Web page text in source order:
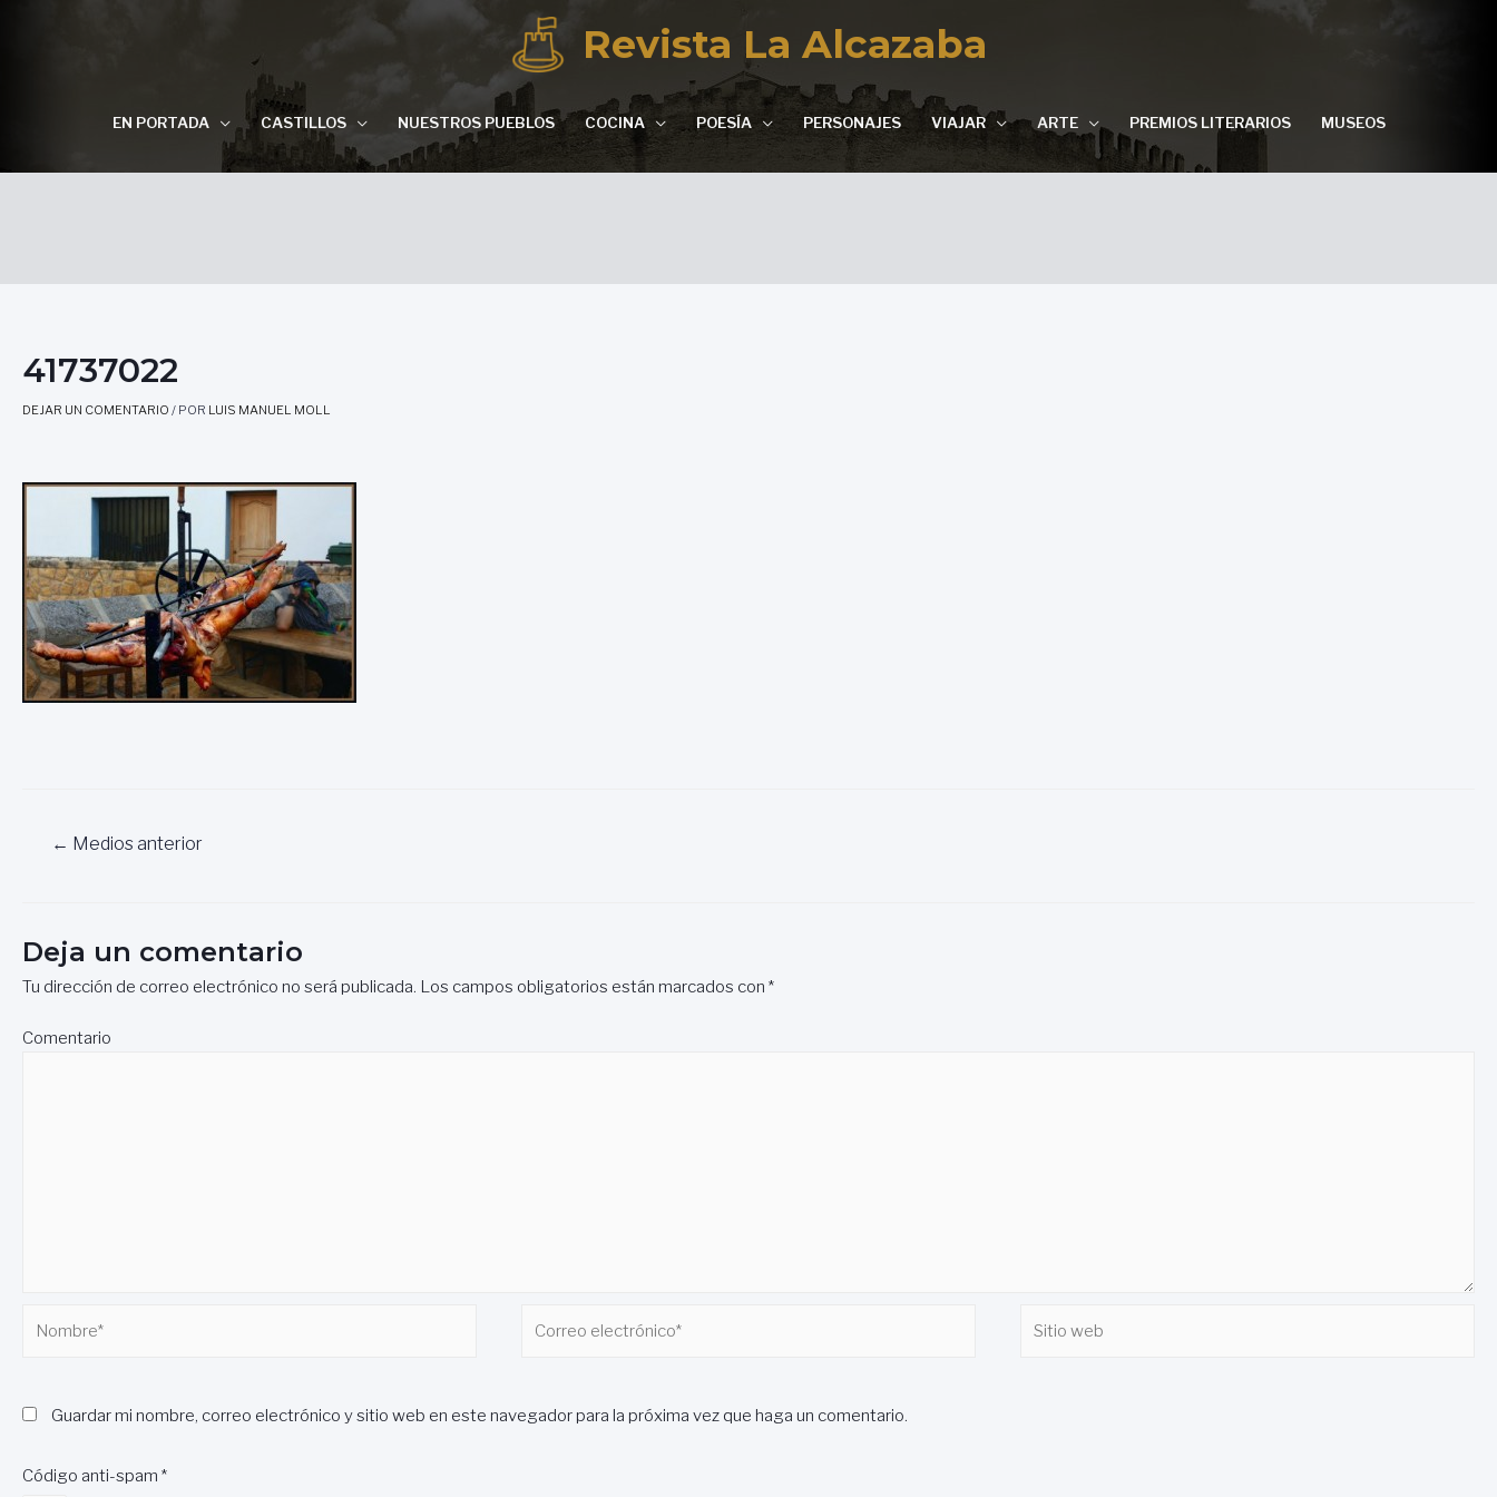
Revista La Alcazaba
EN PORTADA CASTILLOS NUESTROS PUEBLOS COCINA POESÍA PERSONAJES VIAJAR ARTE PREMIOS LITERARIOS MUSEOS
41737022
DEJAR UN COMENTARIO / POR LUIS MANUEL MOLL
Navegación
entradas
← Medios anterior
Deja un comentario
Tu dirección de correo electrónico no será publicada. Los campos obligatorios están marcados con *
Comentario
Guardar mi nombre, correo electrónico y sitio web en este navegador para la próxima vez que haga un comentario.
Código anti-spam *